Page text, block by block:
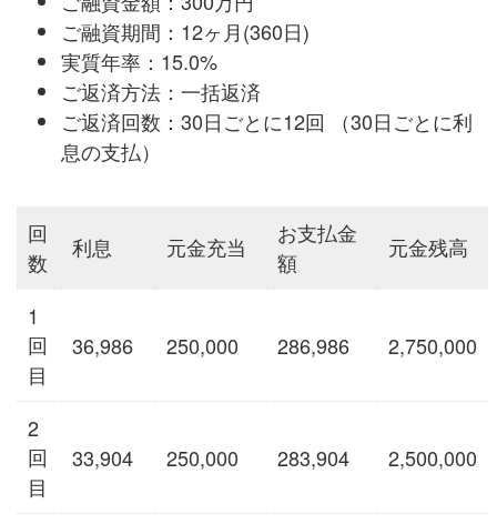
ご融資期間：12ヶ月(360日)
実質年率：15.0%
ご返済方法：一括返済
ご返済回数：30日ごとに12回 （30日ごとに利
息の支払）
回
数
利息 元金充当
お支払金
額
元金残高
1
回
目
36,986 250,000 286,986 2,750,000
2
回
目
33,904 250,000 283,904 2,500,000